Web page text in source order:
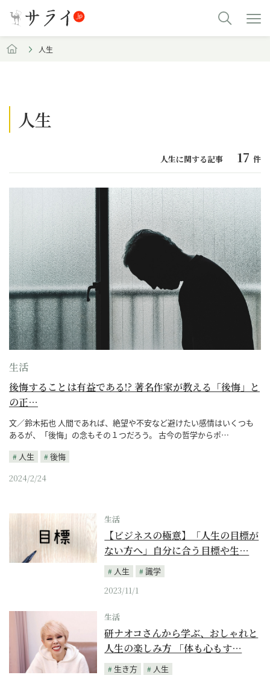
人生
人生
人生に関する記事 17 件
生活
後悔することは有益である!? 著名作家が教える「後悔」と
の正…
文／鈴木拓也 人間であれば、絶望や不安など避けたい感情はいくつも
あるが、「後悔」の念もその１つだろう。 古今の哲学からポ…
人生
後悔
2024/2/24
生活
【ビジネスの極意】「人生の目標が
ない方へ」自分に合う目標や生…
人生
識学
2023/11/1
生活
研ナオコさんから学ぶ、おしゃれと
人生の楽しみ方 「体も心もす…
生き方
人生